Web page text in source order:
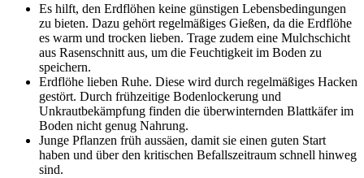
Es hilft, den Erdflöhen keine günstigen Lebensbedingungen
zu bieten. Dazu gehört regelmäßiges Gießen, da die Erdflöhe
es warm und trocken lieben. Trage zudem eine Mulchschicht
aus Rasenschnitt aus, um die Feuchtigkeit im Boden zu
speichern.
Erdflöhe lieben Ruhe. Diese wird durch regelmäßiges Hacken
gestört. Durch frühzeitige Bodenlockerung und
Unkrautbekämpfung finden die überwinternden Blattkäfer im
Boden nicht genug Nahrung.
Junge Pflanzen früh aussäen, damit sie einen guten Start
haben und über den kritischen Befallszeitraum schnell hinweg
sind.